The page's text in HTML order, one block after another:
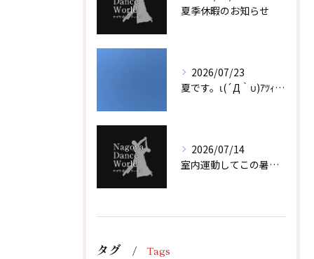
夏季休暇のお知らせ
2026/07/23
夏です。ι(´Д｀υ)ｱﾂｨｰ！！
2026/07/14
室内運動してこの暑い夏を乗り越えよう！！
タグ Tags
体験レッスン後、その場でご入会で1,000円引！
体験レッスン後、その場でご入会で1,000円引！